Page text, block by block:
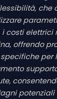
che
costi elettrici
offrendo
per
potenziali